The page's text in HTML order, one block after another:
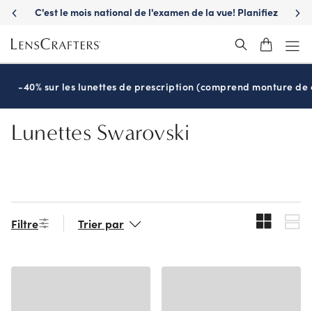
Skip
main
content
C'est le mois national de l'examen de la vue! Planifiez
-40% sur les lunettes de prescription (comprend monture de
Lunettes Swarovski
Filtre Trier par